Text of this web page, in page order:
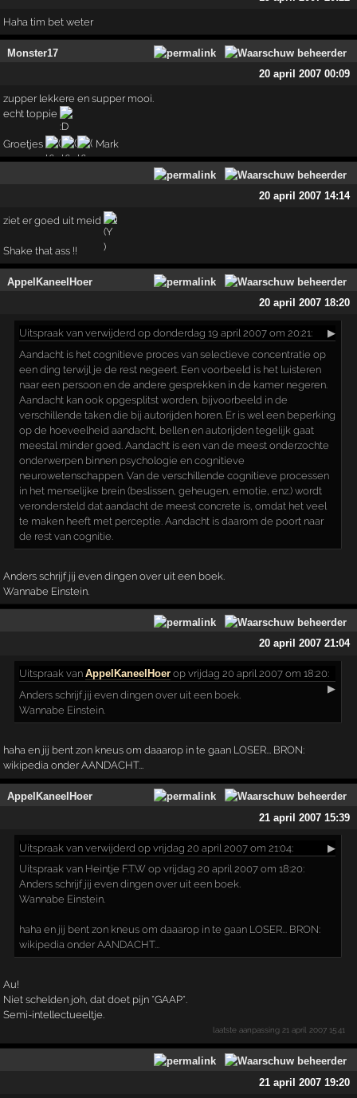
Haha tim bet weter
Monster17
20 april 2007 00:09
zupper lekkere en supper mooi.
echt toppie
Groetjes Mark
20 april 2007 14:14
ziet er goed uit meid !!
Shake that ass !!
AppelKaneelHoer
20 april 2007 18:20
Uitspraak van verwijderd op donderdag 19 april 2007 om 20:21:
▶
Aandacht is het cognitieve proces van selectieve concentratie op
een ding terwijl je de rest negeert. Een voorbeeld is het luisteren
naar een persoon en de andere gesprekken in de kamer negeren.
Aandacht kan ook opgesplitst worden, bijvoorbeeld in de
verschillende taken die bij autorijden horen. Er is wel een beperking
op de hoeveelheid aandacht, bellen en autorijden tegelijk gaat
meestal minder goed. Aandacht is een van de meest onderzochte
onderwerpen binnen psychologie en cognitieve
neurowetenschappen. Van de verschillende cognitieve processen
in het menselijke brein (beslissen, geheugen, emotie, enz.) wordt
verondersteld dat aandacht de meest concrete is, omdat het veel
te maken heeft met perceptie. Aandacht is daarom de poort naar
de rest van cognitie.
Anders schrijf jij even dingen over uit een boek.
Wannabe Einstein.
20 april 2007 21:04
Uitspraak vanAppelKaneelHoer op vrijdag 20 april 2007 om 18:20:
▶
Anders schrijf jij even dingen over uit een boek.
Wannabe Einstein.
haha en jij bent zon kneus om daaarop in te gaan LOSER... BRON:
wikipedia onder AANDACHT...
AppelKaneelHoer
21 april 2007 15:39
Uitspraak van verwijderd op vrijdag 20 april 2007 om 21:04:
▶
Uitspraak van Heintje F.T.W op vrijdag 20 april 2007 om 18:20:
Anders schrijf jij even dingen over uit een boek.
Wannabe Einstein.
haha en jij bent zon kneus om daaarop in te gaan LOSER... BRON:
wikipedia onder AANDACHT...
Au!
Niet schelden joh, dat doet pijn *GAAP*.
Semi-intellectueeltje.
laatste aanpassing 21 april 2007 15:41
21 april 2007 19:20